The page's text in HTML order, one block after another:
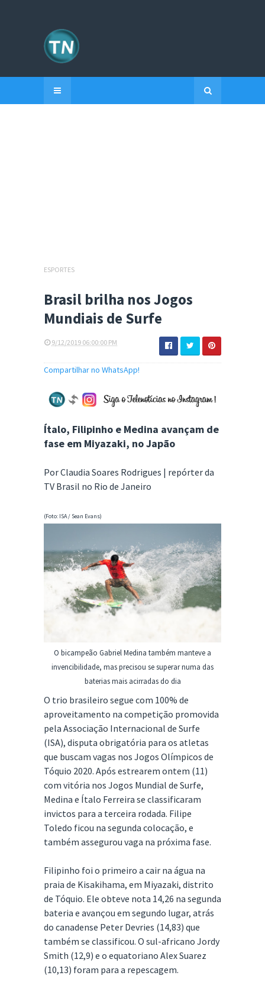
ESPORTES
Brasil brilha nos Jogos
Mundiais de Surfe
9/12/2019 06:00:00 PM
Compartilhar no WhatsApp!
Ítalo, Filipinho e Medina avançam de
fase em Miyazaki, no Japão
Por Claudia Soares Rodrigues | repórter da
TV Brasil no Rio de Janeiro
(Foto: ISA / Sean Evans)
O bicampeão Gabriel Medina também manteve a
invencibilidade, mas precisou se superar numa das
baterias mais acirradas do dia
O trio brasileiro segue com 100% de
aproveitamento na competição promovida
pela Associação Internacional de Surfe
(ISA), disputa obrigatória para os atletas
que buscam vagas nos Jogos Olímpicos de
Tóquio 2020. Após estrearem ontem (11)
com vitória nos Jogos Mundial de Surfe,
Medina e Ítalo Ferreira se classificaram
invictos para a terceira rodada. Filipe
Toledo ficou na segunda colocação, e
também assegurou vaga na próxima fase.
Filipinho foi o primeiro a cair na água na
praia de Kisakihama, em Miyazaki, distrito
de Tóquio. Ele obteve nota 14,26 na segunda
bateria e avançou em segundo lugar, atrás
do canadense Peter Devries (14,83) que
também se classificou. O sul-africano Jordy
Smith (12,9) e o equatoriano Alex Suarez
(10,13) foram para a repescagem.